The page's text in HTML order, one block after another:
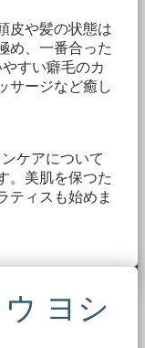
皮や髪の状態は
め、一番合った
すい癖毛のカ
サージなど癒し
ケアについて
。美肌を保つた
ティスも始めま
ヨシ